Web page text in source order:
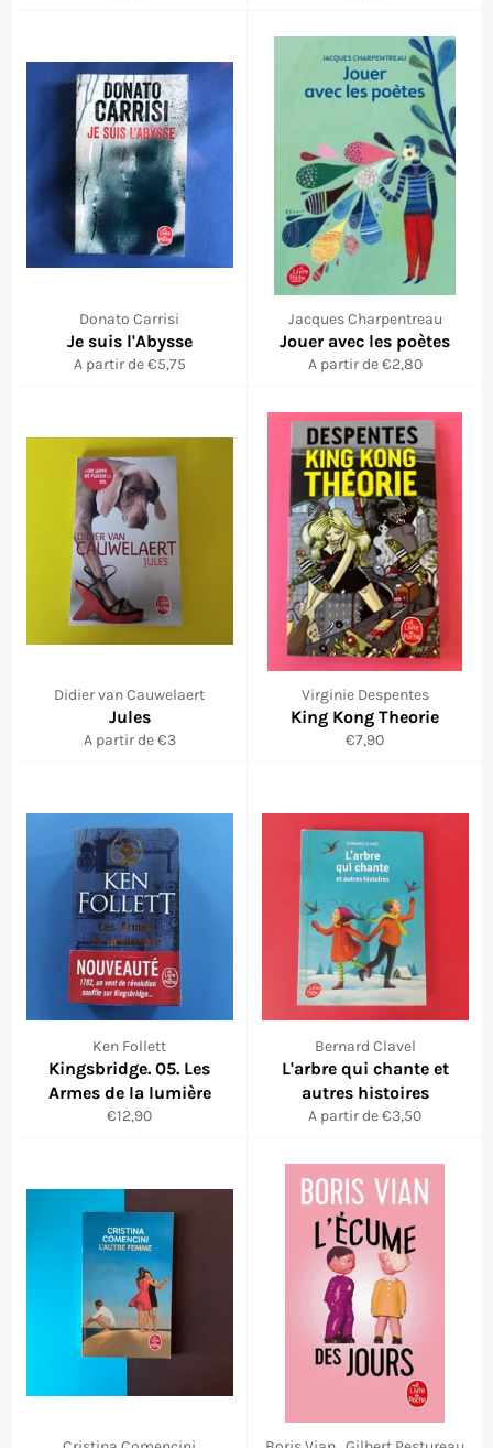
Donato Carrisi
Je suis l'Abysse
A partir de €5,75
Jacques Charpentreau
Jouer avec les poètes
A partir de €2,80
Didier van Cauwelaert
Jules
A partir de €3
Virginie Despentes
King Kong Theorie
Prix
€7,90
Ken Follett
Kingsbridge. 05. Les
Armes de la lumière
Prix
€12,90
Bernard Clavel
L'arbre qui chante et
autres histoires
A partir de €3,50